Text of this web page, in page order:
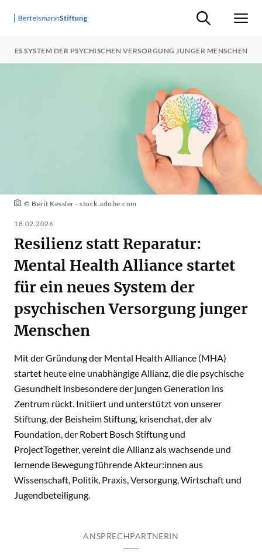
Suche ein-/
SYSTEM DER PSYCHISCHEN VERSORGUNG JUNGER MENSCHEN
© Berit Kessler - stock.adobe.com
18.02.2026
Resilienz statt Reparatur:
Mental Health Alliance startet
für ein neues System der
psychischen Versorgung junger
Menschen
Mit der Gründung der Mental Health Alliance (MHA)
startet heute eine unabhängige Allianz, die die psychische
Gesundheit insbesondere der jungen Generation ins
Zentrum rückt. Initiiert und unterstützt von unserer
Stiftung, der Beisheim Stiftung, krisenchat, der alv
Foundation, der Robert Bosch Stiftung und
ProjectTogether, vereint die Allianz als wachsende und
lernende Bewegung führende Akteur:innen aus
Wissenschaft, Politik, Praxis, Versorgung, Wirtschaft und
Jugendbeteiligung.
ANSPRECHPARTNERIN